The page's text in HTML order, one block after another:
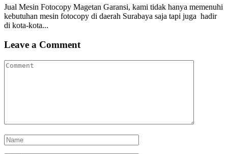
Jual Mesin Fotocopy Magetan Garansi, kami tidak hanya memenuhi
kebutuhan mesin fotocopy di daerah Surabaya saja tapi juga hadir
di kota-kota...
Leave a Comment